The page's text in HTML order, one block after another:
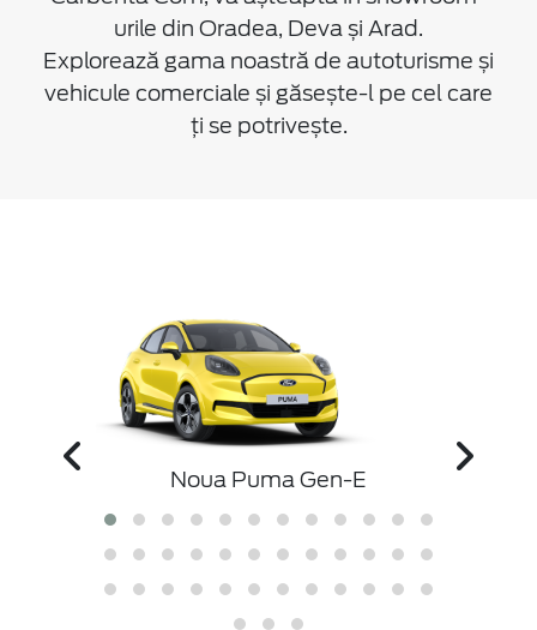
urile din Oradea, Deva și Arad.
Explorează gama noastră de autoturisme și
vehicule comerciale și găsește-l pe cel care
ți se potrivește.
Noua Puma Gen-E